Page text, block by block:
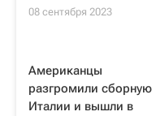
08 сентября 2023
Американцы
разгромили сборную
Италии и вышли в